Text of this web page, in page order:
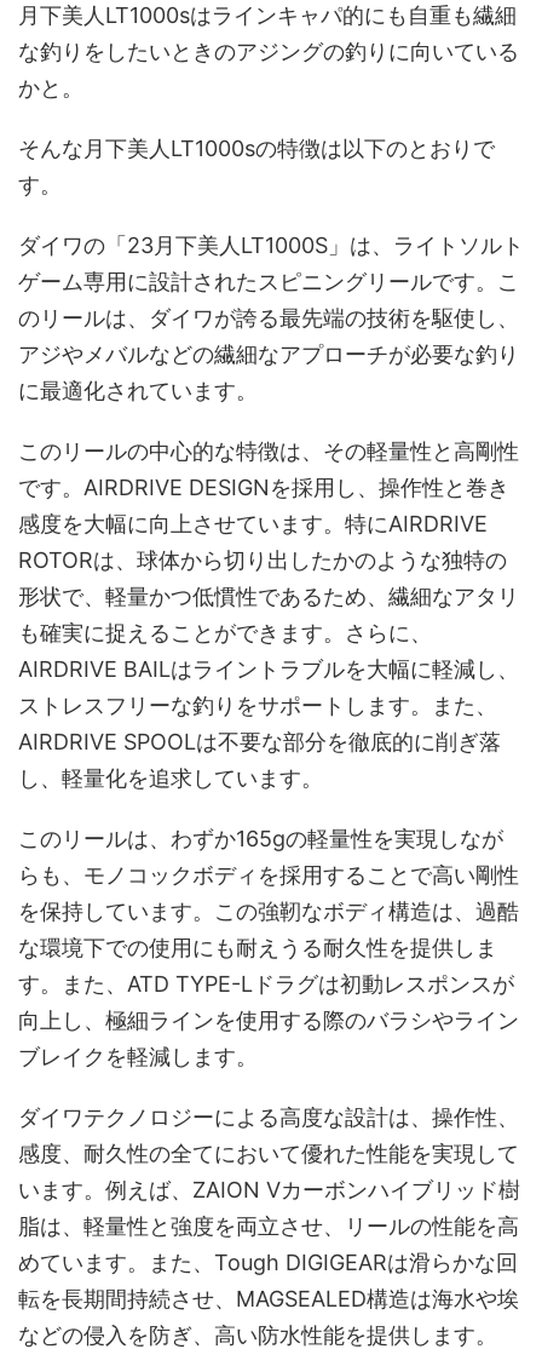
月下美人LT1000sはラインキャパ的にも自重も繊細
な釣りをしたいときのアジングの釣りに向いている
かと。
そんな月下美人LT1000sの特徴は以下のとおりで
す。
ダイワの「23月下美人LT1000S」は、ライトソルト
ゲーム専用に設計されたスピニングリールです。こ
のリールは、ダイワが誇る最先端の技術を駆使し、
アジやメバルなどの繊細なアプローチが必要な釣り
に最適化されています。
このリールの中心的な特徴は、その軽量性と高剛性
です。AIRDRIVE DESIGNを採用し、操作性と巻き
感度を大幅に向上させています。特にAIRDRIVE
ROTORは、球体から切り出したかのような独特の
形状で、軽量かつ低慣性であるため、繊細なアタリ
も確実に捉えることができます。さらに、
AIRDRIVE BAILはライントラブルを大幅に軽減し、
ストレスフリーな釣りをサポートします。また、
AIRDRIVE SPOOLは不要な部分を徹底的に削ぎ落
し、軽量化を追求しています。
このリールは、わずか165gの軽量性を実現しなが
らも、モノコックボディを採用することで高い剛性
を保持しています。この強靭なボディ構造は、過酷
な環境下での使用にも耐えうる耐久性を提供しま
す。また、ATD TYPE-Lドラグは初動レスポンスが
向上し、極細ラインを使用する際のバラシやライン
ブレイクを軽減します。
ダイワテクノロジーによる高度な設計は、操作性、
感度、耐久性の全てにおいて優れた性能を実現して
います。例えば、ZAION Vカーボンハイブリッド樹
脂は、軽量性と強度を両立させ、リールの性能を高
めています。また、Tough DIGIGEARは滑らかな回
転を長期間持続させ、MAGSEALED構造は海水や埃
などの侵入を防ぎ、高い防水性能を提供します。